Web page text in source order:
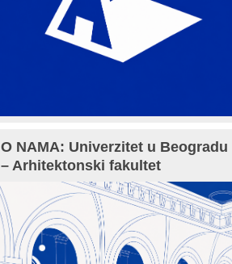
O NAMA: Univerzitet u Beogradu
– Arhitektonski fakultet